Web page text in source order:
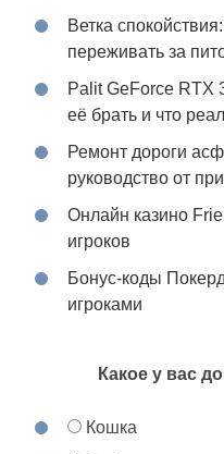
Ветка
переживать за
Palit GeForce RTX
её брать и что
Ремонт дороги
руководство от
Онлайн казино
игроков
Бонус-коды
игроками
Какое у вас
Кошка